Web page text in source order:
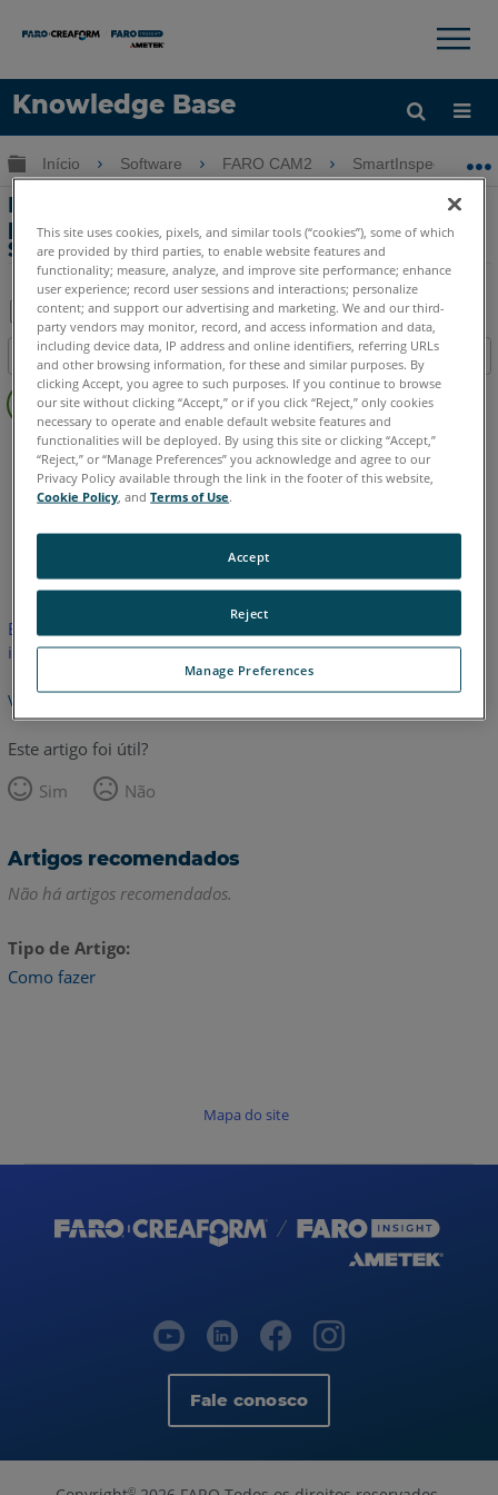
Knowledge Base
Idioma
Obter ajuda ENTRAR
×
Expandir/recolher hierarquia global
Início Software FARO CAM2 SmartInspect
Localização e envio de arquivos de log
para o suporte ao cliente FARO para o
SmartInspect
Salvar
como
PDF
Índice
Sem
cabeçalhos
CAM2 SmartInspect
Este artigo não foi traduzido. Clique aqui para ver a versão em
inglês.
Voltar para o topo
Este artigo foi útil?
Sim
Não
Artigos recomendados
Não há artigos recomendados.
Tipo de Artigo
Como fazer
Mapa do site
Fale conosco
©
This site uses cookies, pixels, and similar tools (“cookies”), some of which
are provided by third parties, to enable website features and
functionality; measure, analyze, and improve site performance; enhance
user experience; record user sessions and interactions; personalize
content; and support our advertising and marketing. We and our third-
party vendors may monitor, record, and access information and data,
including device data, IP address and online identifiers, referring URLs
and other browsing information, for these and similar purposes. By
clicking Accept, you agree to such purposes. If you continue to browse
our site without clicking “Accept,” or if you click “Reject,” only cookies
necessary to operate and enable default website features and
functionalities will be deployed. By using this site or clicking “Accept,”
“Reject,” or “Manage Preferences” you acknowledge and agree to our
Privacy Policy available through the link in the footer of this website,
Cookie Policy , andTerms of Use.
Manage Preferences
Reject
Accept